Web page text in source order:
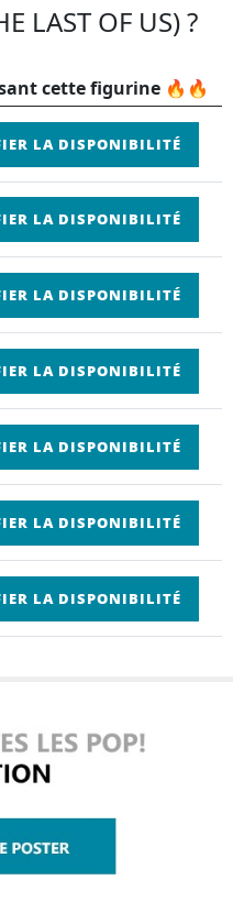
LAST OF US) ?
cette figurine 🔥🔥
LA DISPONIBILITÉ
LA DISPONIBILITÉ
LA DISPONIBILITÉ
LA DISPONIBILITÉ
LA DISPONIBILITÉ
LA DISPONIBILITÉ
LA DISPONIBILITÉ